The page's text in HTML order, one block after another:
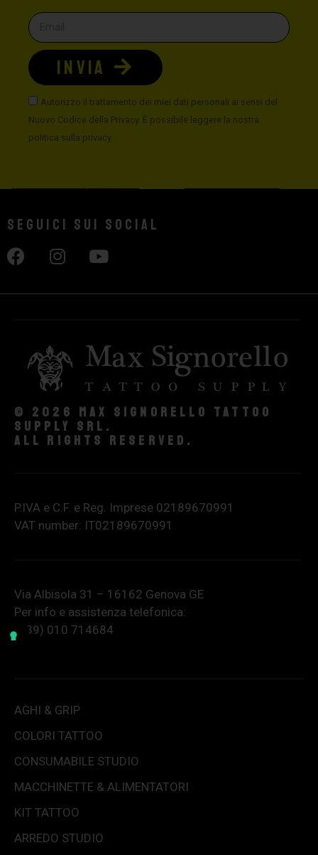
Autorizzo il trattamento dei miei dati personali ai sensi del
Nuovo Codice della Privacy. È possibile leggere la nostra
politica sulla privacy
INVIA
Seguici sui social
© 2026 Max Signorello Tattoo
supply srl.
All rights reserved.
P.IVA e C.F. e Reg. Imprese 02189670991
VAT number: IT02189670991
Via Albisola 31 – 16162 Genova GE
Per info e assistenza telefonica:
(+39) 010 714684
AGHI & GRIP
COLORI TATTOO
CONSUMABILE STUDIO
MACCHINETTE & ALIMENTATORI
KIT TATTOO
ARREDO STUDIO